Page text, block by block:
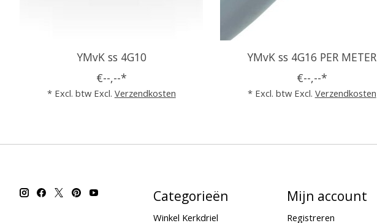
YMvK ss 4G10
€--,--*
* Excl. btw Excl. Verzendkosten
YMvK ss 4G16 PER METER
€--,--*
* Excl. btw Excl. Verzendkosten
Categorieën
Winkel Kerkdriel
Mijn account
Registreren